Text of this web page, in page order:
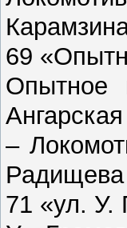
69
Опытное
–
71 «ул. У.